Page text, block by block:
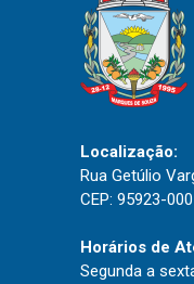
Localização:
Rua Getúlio
CEP: 95923-000
Horários de
Segunda a